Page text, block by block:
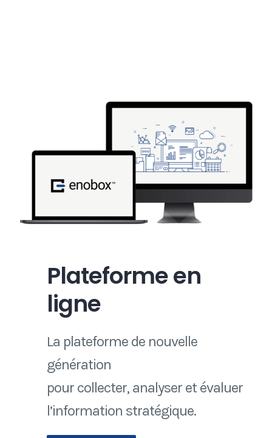
Plateforme en
ligne
La plateforme de nouvelle
génération
pour collecter, analyser et évaluer
l’information stratégique.